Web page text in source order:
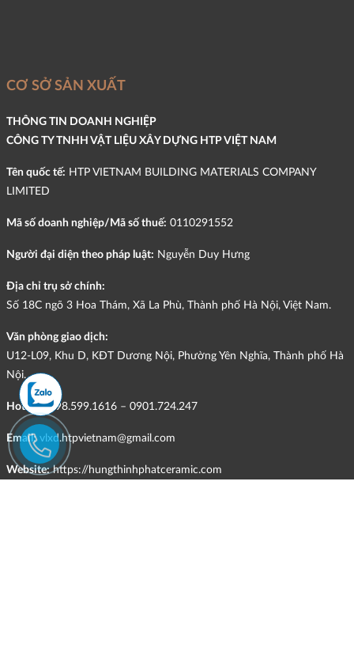
CƠ SỞ SẢN XUẤT
THÔNG TIN DOANH NGHIỆP
CÔNG TY TNHH VẬT LIỆU XÂY DỰNG HTP VIỆT NAM
Tên quốc tế: HTP VIETNAM BUILDING MATERIALS COMPANY
LIMITED
Mã số doanh nghiệp/Mã số thuế: 0110291552
Người đại diện theo pháp luật: Nguyễn Duy Hưng
Địa chỉ trụ sở chính:
Số 18C ngõ 3 Hoa Thám, Xã La Phù, Thành phố Hà Nội, Việt Nam.
Văn phòng giao dịch:
U12-L09, Khu D, KĐT Dương Nội, Phường Yên Nghĩa, Thành phố Hà
Nội.
Hotline:098.599.1616 – 0901.724.247
Email: vlxd.htpvietnam@gmail.com
Website: https://hungthinhphatceramic.com